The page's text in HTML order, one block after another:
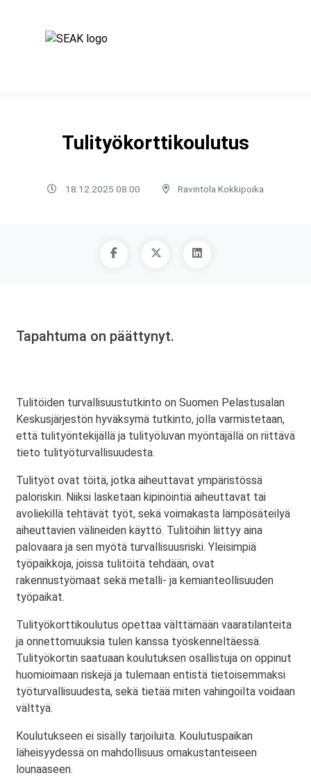
Tulityökorttikoulutus
18.12.2025 08:00 Ravintola Kokkipoika
Tapahtuma on päättynyt.
Tulitöiden turvallisuustutkinto on Suomen Pelastusalan
Keskusjärjestön hyväksymä tutkinto, jolla varmistetaan,
että tulityöntekijällä ja tulityöluvan myöntäjällä on riittävä
tieto tulityöturvallisuudesta.
Tulityöt ovat töitä, jotka aiheuttavat ympäristössä
paloriskin. Niiksi lasketaan kipinöintiä aiheuttavat tai
avoliekillä tehtävät työt, sekä voimakasta lämpösäteilyä
aiheuttavien välineiden käyttö. Tulitöihin liittyy aina
palovaara ja sen myötä turvallisuusriski. Yleisimpiä
työpaikkoja, joissa tulitöitä tehdään, ovat
rakennustyömaat sekä metalli- ja kemianteollisuuden
työpaikat.
Tulityökorttikoulutus opettaa välttämään vaaratilanteita
ja onnettomuuksia tulen kanssa työskenneltäessä.
Tulityökortin saatuaan koulutuksen osallistuja on oppinut
huomioimaan riskejä ja tulemaan entistä tietoisemmaksi
työturvallisuudesta, sekä tietää miten vahingoilta voidaan
välttyä.
Koulutukseen ei sisälly tarjoiluita. Koulutuspaikan
läheisyydessä on mahdollisuus omakustanteiseen
lounaaseen.